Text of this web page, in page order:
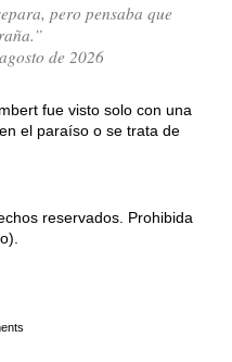
pero pensaba que
de 2026
fue visto solo con una
el paraíso o se trata de
reservados. Prohibida